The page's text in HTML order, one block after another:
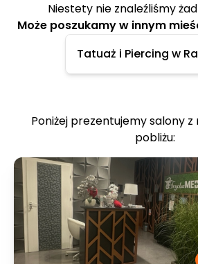
Niestety nie znaleźliśmy
Może poszukamy w innym
Tatuaż i Piercing w
Poniżej prezentujemy salony
pobliżu: